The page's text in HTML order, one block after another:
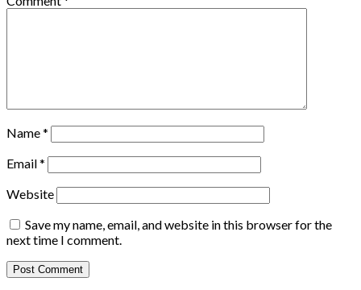
Name*
Email*
Website
Save my name, email, and website in this browser for the
next time I comment.